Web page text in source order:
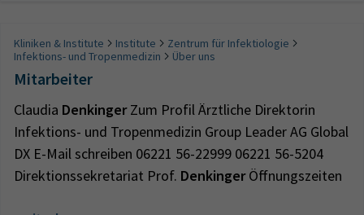
Kliniken & Institute Institute
Zentrum für Infektiologie
Infektions- und Tropenmedizin
Über uns
Mitarbeiter
Claudia DenkingerZum Profil Ärztliche Direktorin
Infektions- und Tropenmedizin Group Leader AG Global
DX E-Mail schreiben 06221 56-22999 06221 56-5204
Direktionssekretariat Prof. DenkingerÖffnungszeiten